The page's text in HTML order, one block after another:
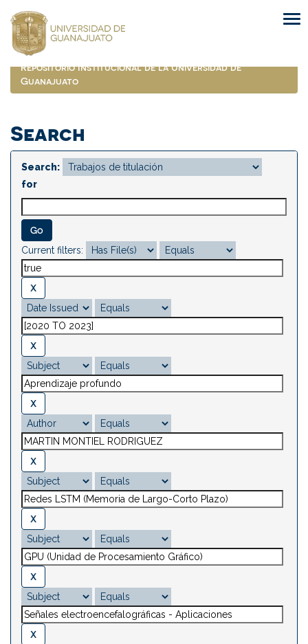
navigation
Repositorio Institucional de la Universidad de
Guanajuato
Search
Search:
for
Current filters: